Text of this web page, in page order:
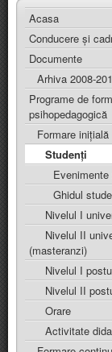
Acasa
Conducere și
Documente
Arhiva 2008-
Programe de
psihopedagogică
Formare inițială
Studenți
Ghidul
Nivelul I
Nivelul II
(masteranzi)
Nivelul I
Nivelul II
Orare
Activitate